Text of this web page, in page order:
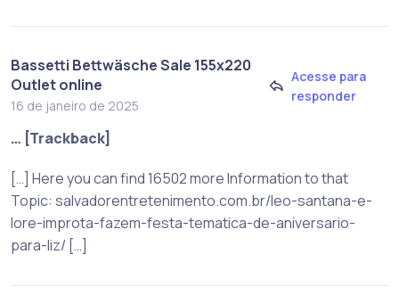
Bassetti Bettwäsche Sale 155x220
Outlet online
16 de janeiro de 2025
Acesse para
responder
… [Trackback]
[…] Here you can find 16502 more Information to that
Topic: salvadorentretenimento.com.br/leo-santana-e-
lore-improta-fazem-festa-tematica-de-aniversario-
para-liz/ […]